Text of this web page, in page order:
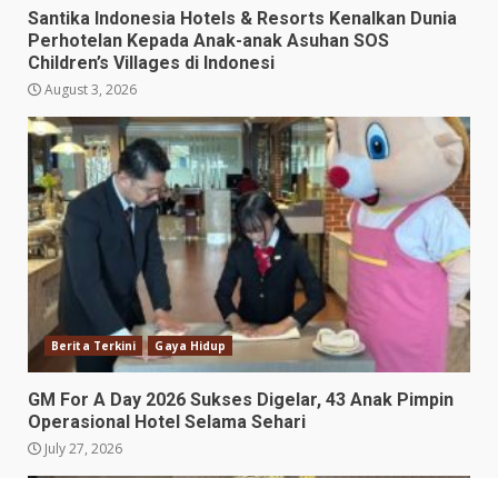
Santika Indonesia Hotels & Resorts Kenalkan Dunia
Perhotelan Kepada Anak-anak Asuhan SOS
Children’s Villages di Indonesi
August 3, 2026
Berita Terkini Gaya Hidup
GM For A Day 2026 Sukses Digelar, 43 Anak Pimpin
Operasional Hotel Selama Sehari
July 27, 2026